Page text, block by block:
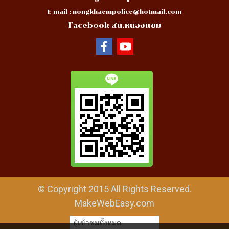
E-mail : nongkhaempolice@hotmail.com
Facebook สน.หนองแขม
© Copyright 2015 All Rights Reserved.
MakeWebEasy.com
ผู้เข้าชมทั้งหมด